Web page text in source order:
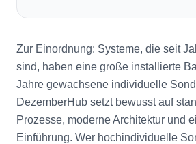
Zur Einordnung: Systeme, die seit
sind, haben eine große installierte
Jahre gewachsene individuelle
DezemberHub setzt bewusst auf
Prozesse, moderne Architektur und
Einführung. Wer hochindividuelle